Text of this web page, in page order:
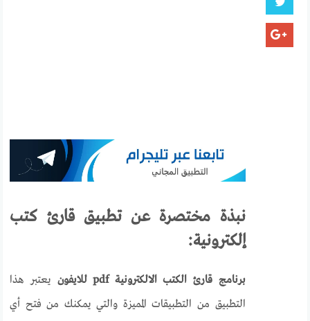
نبذة مختصرة عن تطبيق قارئ كتب
إلكترونية:
برنامج قارئ الكتب الالكترونية pdf للايفون
يعتبر هذا
التطبيق من التطبيقات المميزة والتي يمكنك من فتح أي